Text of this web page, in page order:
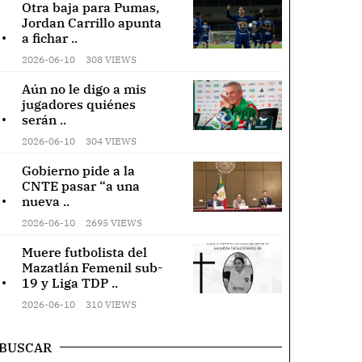
corona fúnebre en
PRI Paola Gárate Valenzuela
floral fue colocado en la entrada de un inmueble en
Otra baja para Pumas,
Jordan Carrillo apunta
a fichar ..
2026-06-10 308 VIEWS
Aún no le digo a mis
jugadores quiénes
serán ..
2026-06-10 304 VIEWS
Gobierno pide a la
CNTE pasar “a una
nueva ..
2026-06-10 2695 VIEWS
Muere futbolista del
Mazatlán Femenil sub-
19 y Liga TDP ..
2026-06-10 310 VIEWS